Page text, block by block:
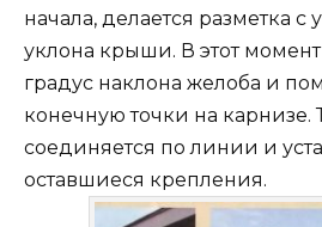
начала, делается разметка с
уклона крыши. В этот
градус наклона желоба и
конечную точки на карнизе.
соединяется по линии и
оставшиеся крепления.